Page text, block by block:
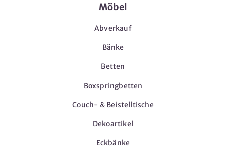
Möbel
Abverkauf
Bänke
Betten
Boxspringbetten
Couch- & Beistelltische
Dekoartikel
Eckbänke